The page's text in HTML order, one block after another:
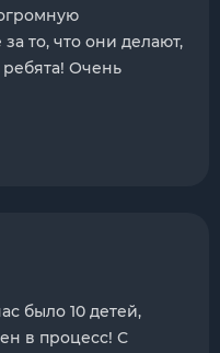
то, что они делают,
Очень
было 10 детей,
в процесс! С